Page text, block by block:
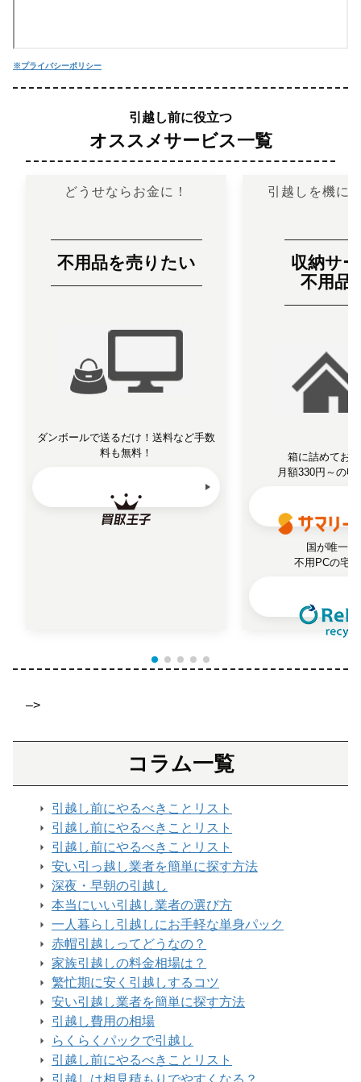
※プライバシーポリシー
引越し前に役立つ
オススメサービス一覧
どうせならお金に！
不用品を売りたい
ダンボールで送るだけ！送料など手数
料も無料！
引越しを機に
収納サ
不用品
箱に詰めてお
月額330円～の
国が唯一
不用PCの宅
–>
コラム一覧
引越し前にやるべきことリスト
引越し前にやるべきことリスト
引越し前にやるべきことリスト
安い引っ越し業者を簡単に探す方法
深夜・早朝の引越し
本当にいい引越し業者の選び方
一人暮らし引越しにお手軽な単身パック
赤帽引越しってどうなの？
家族引越しの料金相場は？
繁忙期に安く引越しするコツ
安い引越し業者を簡単に探す方法
引越し費用の相場
らくらくパックで引越し
引越し前にやるべきことリスト
引越しは相見積もりでやすくなる？